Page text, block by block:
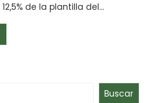
de la plantilla del…
Buscar